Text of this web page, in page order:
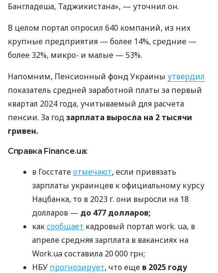
Бангладеша, Таджикистана», — уточнил он.
В целом портал опросил 640 компаний, из них
крупные предприятия — более 14%, средние —
более 32%, микро- и малые — 53%.
Напомним, Пенсионный фонд Украины утвердил
показатель средней заработной платы за первый
квартал 2024 года, учитываемый для расчета
пенсии. За годзарплата выросла на 2 тысячи
гривен.
Справка Finance.ua:
в Госстатеотмечают, если привязать
зарплаты украинцев к официальному курсу
Нацбанка, то в 2023 г. они выросли на 18
долларов — до 477 долларов;
каксообщает кадровый портал work. ua, в
апреле средняя зарплата в вакансиях на
Work.ua составила 20 000 грн;
НБУ прогнозирует, что еще в 2025 году